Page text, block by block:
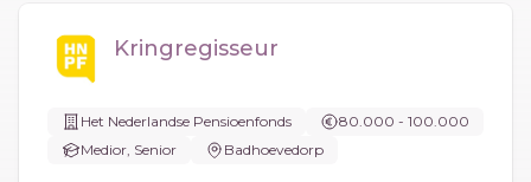
Kringregisseur
Het Nederlandse Pensioenfonds
80.000 - 100.000
Medior, Senior
Badhoevedorp